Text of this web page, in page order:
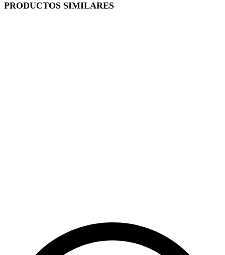
PRODUCTOS SIMILARES